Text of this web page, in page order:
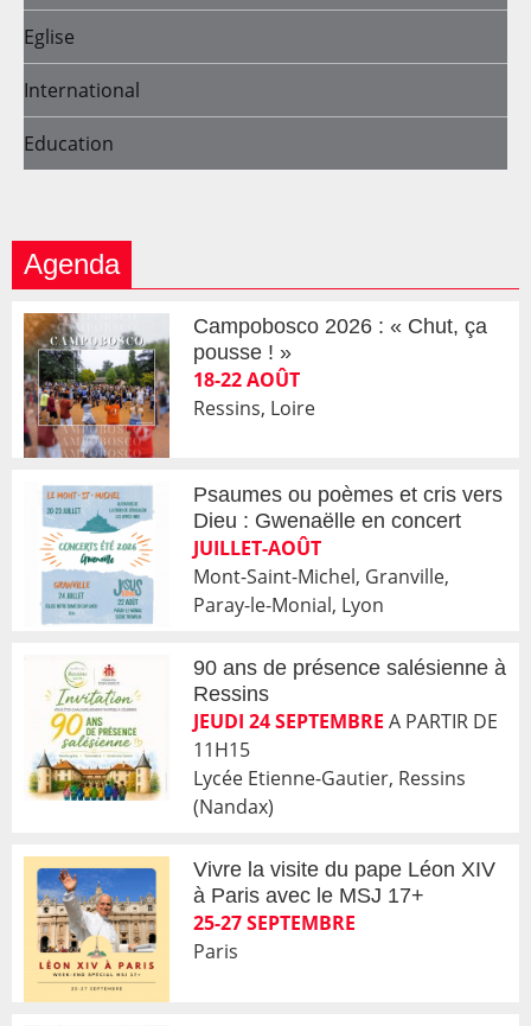
Eglise
International
Education
Agenda
Campobosco 2026 : « Chut, ça
pousse ! »
18-22 AOÛT
Ressins, Loire
Psaumes ou poèmes et cris vers
Dieu : Gwenaëlle en concert
JUILLET-AOÛT
Mont-Saint-Michel, Granville,
Paray-le-Monial, Lyon
90 ans de présence salésienne à
Ressins
JEUDI 24 SEPTEMBRE A PARTIR DE
11H15
Lycée Etienne-Gautier, Ressins
(Nandax)
Vivre la visite du pape Léon XIV
à Paris avec le MSJ 17+
25-27 SEPTEMBRE
Paris